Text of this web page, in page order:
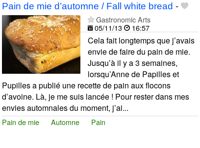
Pain de mie d’automne / Fall white bread -
Gastronomic Arts
05/11/13
16:57
Cela fait longtemps que j’avais
envie de faire du pain de mie.
Jusqu’à il y a 3 semaines,
lorsqu’Anne de Papilles et
Pupilles a publié une recette de pain aux flocons
d’avoine. Là, je me suis lancée ! Pour rester dans mes
envies automnales du moment, j’ai...
Pain de mie Automne Pain